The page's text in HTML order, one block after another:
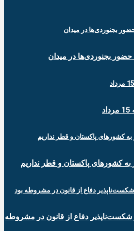
بجنوردی‌ها در میدان
به کشورهای پاکستان و قطر نداریم
شکست‌ناپذیر دفاع از قانون در مشروطه